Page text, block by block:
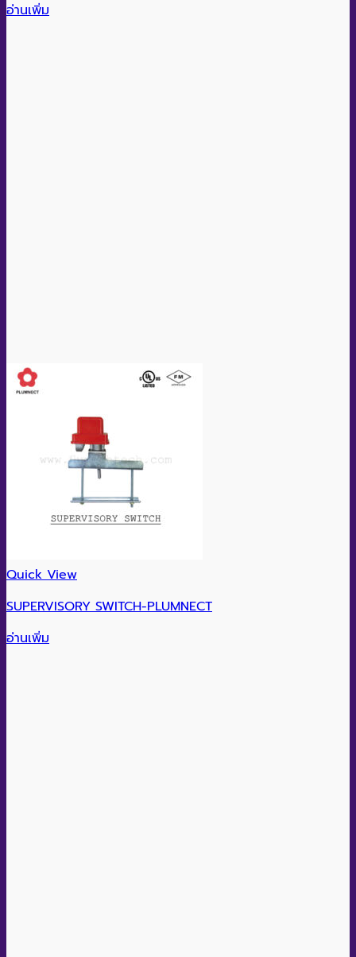
อ่านเพิ่ม
Quick View
SUPERVISORY SWITCH-PLUMNECT
อ่านเพิ่ม